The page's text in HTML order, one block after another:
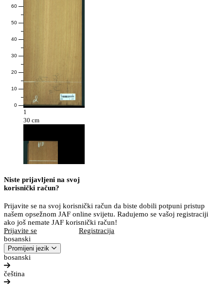
0
10
20
30
40
50
60
1
30 cm
Niste prijavljeni na svoj
korisnički račun?
Prijavite se na svoj korisnički račun da biste dobili potpuni pristup
našem opsežnom JAF online svijetu. Radujemo se vašoj registraciji
ako još nemate JAF korisnički račun!
Prijavite se
Registracija
bosanski
Promijeni jezik
bosanski
čeština